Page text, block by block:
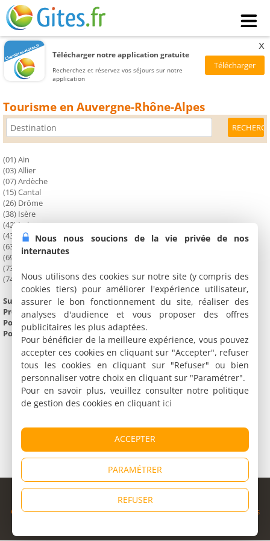
Télécharger notre application gratuite
Recherchez et réservez vos séjours sur notre
application
x
Tourisme en Auvergne-Rhône-Alpes
(01) Ain
(03) Allier
(07) Ardèche
(15) Cantal
(26) Drôme
(38) Isère
(42) Loire
(43) Haute-Loire
(63) Puy de Dôme
(69) Rhône
(73) Savoie
(74) Haute-Savoie
Superficie :69 302 km²
Préfecture :Lyon
Population : 6 954 285 habitants
Point culminant : Mont Blanc (4 810 m)
© Copyright 1998 - 2026
Cybevasion|Mentions légales|Confidentialité|CGU|Informations
Nous nous soucions de la vie privée de nos
internautes
Nous utilisons des cookies sur notre site (y compris des
cookies tiers) pour améliorer l'expérience utilisateur,
assurer le bon fonctionnement du site, réaliser des
analyses d'audience et vous proposer des offres
publicitaires les plus adaptées.
Pour bénéficier de la meilleure expérience, vous pouvez
accepter ces cookies en cliquant sur "Accepter", refuser
tous les cookies en cliquant sur "Refuser" ou bien
personnaliser votre choix en cliquant sur "Paramétrer".
Pour en savoir plus, veuillez consulter notre politique
de gestion des cookies en cliquant ici
ACCEPTER
PARAMÉTRER
REFUSER